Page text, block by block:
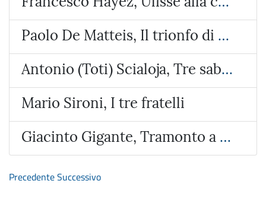
Paolo De Matteis, Il trionfo di Galatea
Antonio (Toti) Scialoja, Tre sabbie
Mario Sironi, I tre fratelli
Giacinto Gigante, Tramonto a Bacoli
PrecedenteSuccessivo